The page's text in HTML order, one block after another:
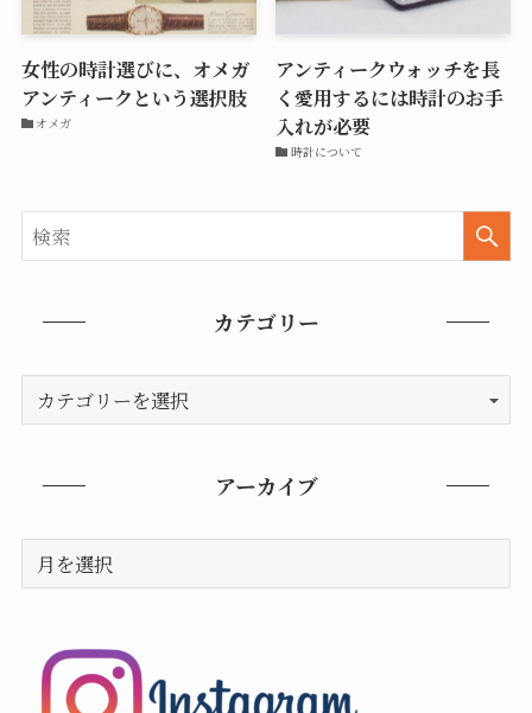
女性の時計選びに、オメガ
アンティークという選択肢
オメガ
アンティークウォッチを長
く愛用するには時計のお手
入れが必要
時計について
カテゴリー
アーカイブ